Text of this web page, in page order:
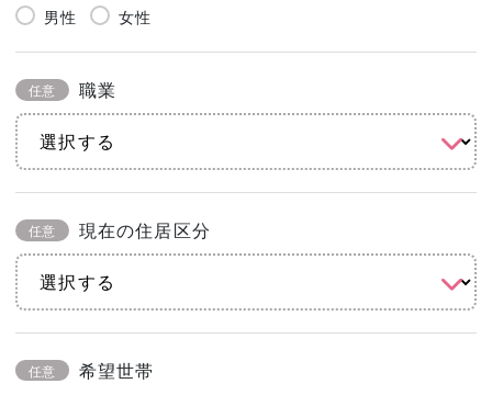
男性 女性
任意 職業
任意 現在の住居区分
任意 希望世帯